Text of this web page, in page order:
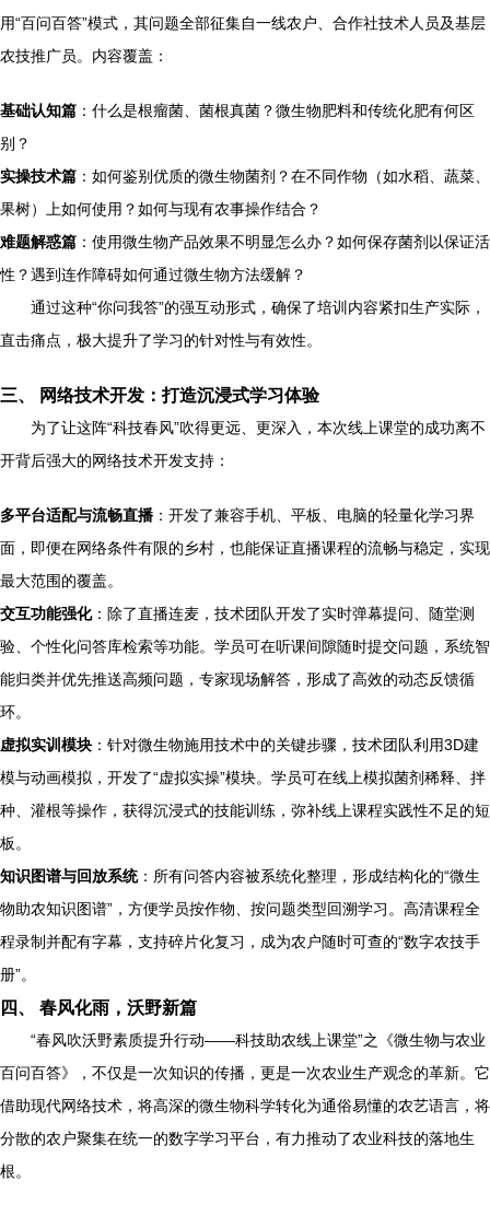
用“百问百答”模式，其问题全部征集自一线农户、合作社技术人员及基层
农技推广员。内容覆盖：
基础认知篇 ：什么是根瘤菌、菌根真菌？微生物肥料和传统化肥有何区
别？
实操技术篇 ：如何鉴别优质的微生物菌剂？在不同作物（如水稻、蔬菜、
果树）上如何使用？如何与现有农事操作结合？
难题解惑篇 ：使用微生物产品效果不明显怎么办？如何保存菌剂以保证活
性？遇到连作障碍如何通过微生物方法缓解？
通过这种“你问我答”的强互动形式，确保了培训内容紧扣生产实际，
直击痛点，极大提升了学习的针对性与有效性。
三、 网络技术开发：打造沉浸式学习体验
为了让这阵“科技春风”吹得更远、更深入，本次线上课堂的成功离不
开背后强大的网络技术开发支持：
多平台适配与流畅直播 ：开发了兼容手机、平板、电脑的轻量化学习界
面，即便在网络条件有限的乡村，也能保证直播课程的流畅与稳定，实现
最大范围的覆盖。
交互功能强化：除了直播连麦，技术团队开发了实时弹幕提问、随堂测
验、个性化问答库检索等功能。学员可在听课间隙随时提交问题，系统智
能归类并优先推送高频问题，专家现场解答，形成了高效的动态反馈循
环。
虚拟实训模块 ：针对微生物施用技术中的关键步骤，技术团队利用3D建
模与动画模拟，开发了“虚拟实操”模块。学员可在线上模拟菌剂稀释、拌
种、灌根等操作，获得沉浸式的技能训练，弥补线上课程实践性不足的短
板。
知识图谱与回放系统：所有问答内容被系统化整理，形成结构化的“微生
物助农知识图谱”，方便学员按作物、按问题类型回溯学习。高清课程全
程录制并配有字幕，支持碎片化复习，成为农户随时可查的“数字农技手
册”。
四、 春风化雨，沃野新篇
“春风吹沃野素质提升行动——科技助农线上课堂”之《微生物与农业
百问百答》，不仅是一次知识的传播，更是一次农业生产观念的革新。它
借助现代网络技术，将高深的微生物科学转化为通俗易懂的农艺语言，将
分散的农户聚集在统一的数字学习平台，有力推动了农业科技的落地生
根。